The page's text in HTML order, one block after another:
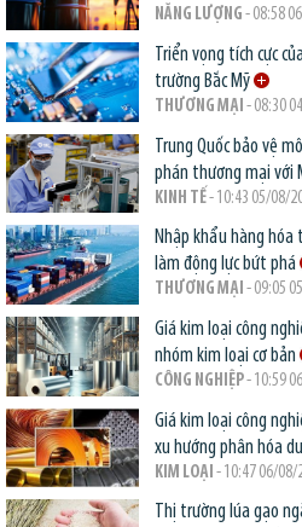
NĂNG LƯỢNG - 08:58
Triển vọng tích cực
trường Bắc Mỹ
THƯƠNG MẠI - 08:30
Trung Quốc bảo vệ
phán thương mại với
KINH TẾ- 10:43 05/08/
Nhập khẩu hàng
làm động lực bứt phá
THƯƠNG MẠI - 09:05
Giá kim loại công
nhóm kim loại cơ bản
CÔNG NGHIỆP- 10:59
Giá kim loại công
xu hướng phân hóa
KIM LOẠI - 10:47 06/08/
Thị trường lúa gạo